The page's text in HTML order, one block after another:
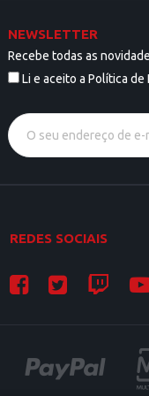
NEWSLETTER
Recebe todas as
Li e aceito a Política de
REDES SOCIAIS